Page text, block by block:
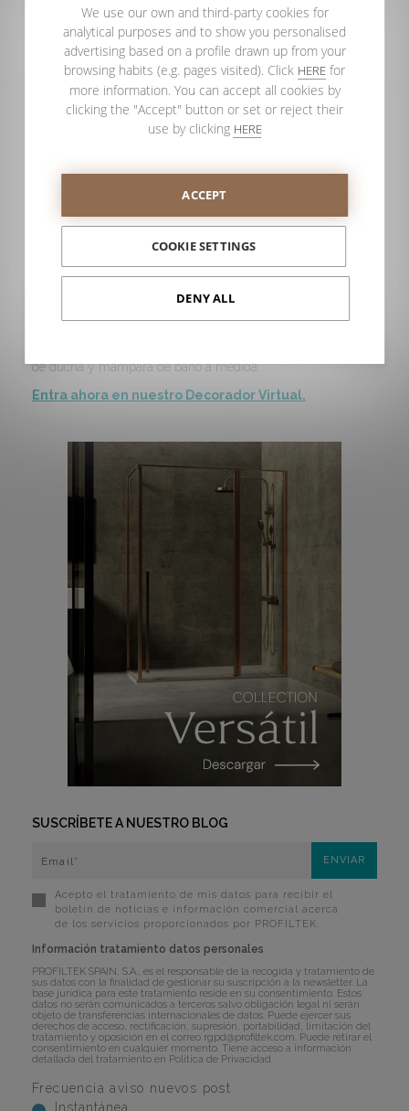
Platos de ducha
6 modelos de platos de ducha extraplanos recortables a
medida. 3 texturas –pizarra, piedra y liso SOLIDTEK – con
referencias disponibles en stock , 8 colores pero que
podemos fabricarte en cualquier color de la gama RAL sólo
para ti.
Creada inicialmente pensando en aquellas personas que
desean sustituir la bañera por un plato de ducha, es también
conjunto que incluye el plato de ducha, la mampara de baño
y una zona de almacenaje.
de ducha y mampara de baño a medida.
Entra ahora en nuestro Decorador Virtual.
SUSCRÍBETE A NUESTRO BLOG
Acepto el tratamiento de mis datos para recibir el
boletín de noticias e información comercial acerca
de los servicios proporcionados por PROFILTEK.
Información tratamiento datos personales
PROFILTEK SPAIN, S.A., es el responsable de la recogida y tratamiento de
sus datos con la finalidad de gestionar su suscripción a la newsletter. La
base jurídica para este tratamiento reside en su consentimiento. Estos
datos no serán comunicados a terceros salvo obligación legal ni serán
objeto de transferencias internacionales de datos. Puede ejercer sus
derechos de acceso, rectificación, supresión, portabilidad, limitación del
tratamiento y oposición en el correo rgpd@profiltek.com . Puede retirar el
consentimiento en cualquier momento. Tiene acceso a información
detallada del tratamiento en Política de Privacidad
Frecuencia aviso nuevos post
Instantánea
We use our own and third-party cookies for
analytical purposes and to show you personalised
advertising based on a profile drawn up from your
browsing habits (e.g. pages visited). Click HERE for
more information. You can accept all cookies by
clicking the "Accept" button or set or reject their
use by clicking HERE
ACCEPT
COOKIE SETTINGS
DENY ALL